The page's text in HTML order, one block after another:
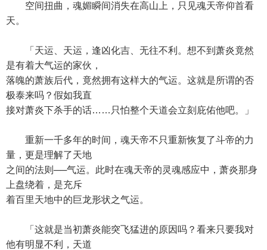
空间扭曲，魂媚瞬间消失在高山上，只见魂天帝仰首看
天。
「天运、天运，逢凶化吉、无往不利。想不到萧炎竟然
是有着大气运的家伙，
落魄的萧族后代，竟然拥有这样大的气运。这就是所谓的否
极泰来吗？假如我直
接对萧炎下杀手的话……只怕整个天道会立刻庇佑他吧。」
重新一千多年的时间，魂天帝不只重新恢复了斗帝的力
量，更是理解了天地
之间的法则──气运。此时在魂天帝的灵魂感应中，萧炎那身
上盘绕着，是充斥
着百里天地中的巨龙形状之气运。
「这就是当初萧炎能突飞猛进的原因吗？看来只要我对
他有明显不利，天道